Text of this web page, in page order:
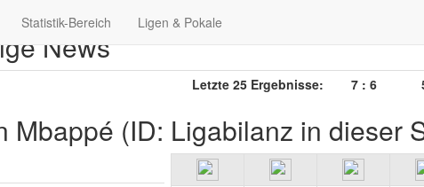
Statistik-Bereich Ligen & Pokale
News
Letzte 25 Ergebnisse: 7 : 6 5
Mbappé (ID: Ligabilanz in dieser